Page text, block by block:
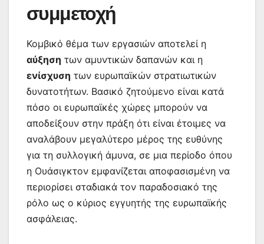
συμμετοχή
Κομβικό θέμα των εργασιών αποτελεί η
αύξηση των αμυντικών δαπανών και η
ενίσχυση των ευρωπαϊκών στρατιωτικών
δυνατοτήτων. Βασικό ζητούμενο είναι κατά
πόσο οι ευρωπαϊκές χώρες μπορούν να
αποδείξουν στην πράξη ότι είναι έτοιμες να
αναλάβουν μεγαλύτερο μέρος της ευθύνης
για τη συλλογική άμυνα, σε μια περίοδο όπου
η Ουάσιγκτον εμφανίζεται αποφασισμένη να
περιορίσει σταδιακά τον παραδοσιακό της
ρόλο ως ο κύριος εγγυητής της ευρωπαϊκής
ασφάλειας.